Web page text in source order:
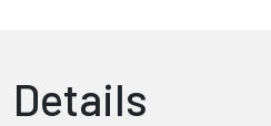
Details